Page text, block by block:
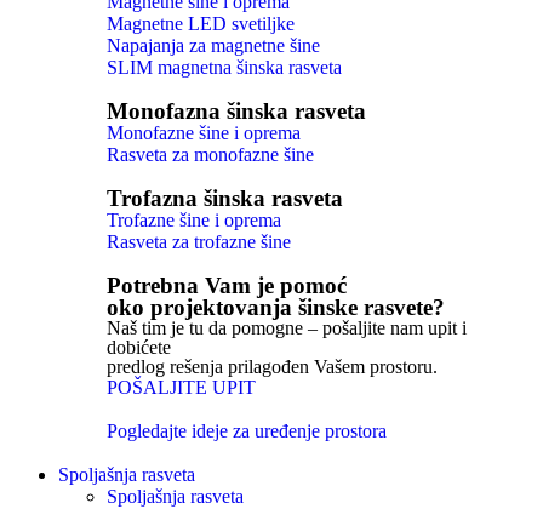
Magnetne LED svetiljke
Napajanja za magnetne šine
SLIM magnetna šinska rasveta
Monofazna šinska rasveta
Monofazne šine i oprema
Rasveta za monofazne šine
Trofazna šinska rasveta
Trofazne šine i oprema
Rasveta za trofazne šine
Potrebna Vam je pomoć
oko projektovanja šinske rasvete?
Naš tim je tu da pomogne – pošaljite nam upit i
dobićete
predlog rešenja prilagođen Vašem prostoru.
POŠALJITE UPIT
Pogledajte ideje za uređenje prostora
Spoljašnja rasveta
Spoljašnja rasveta